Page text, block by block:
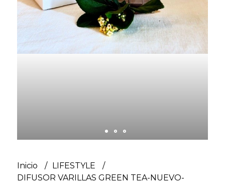
Inicio
LIFESTYLE
DIFUSOR VARILLAS GREEN TEA-NUEVO-